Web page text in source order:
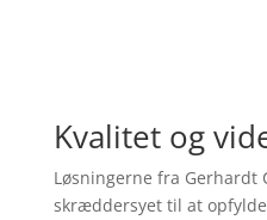
Kvalitet og
Løsningerne fra Gerhardt
skræddersyet til at